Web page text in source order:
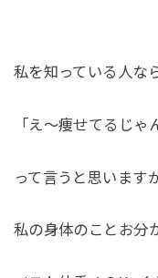
私を知っている人な
「え〜痩せてるじゃ
って言うと思います
私の身体のことお分